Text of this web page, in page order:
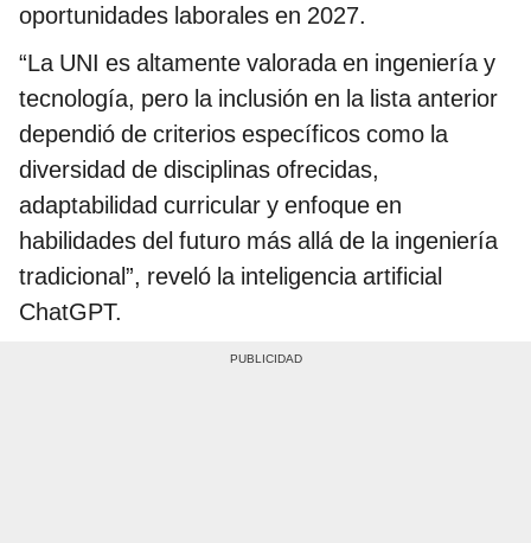
oportunidades laborales en 2027.
“La UNI es altamente valorada en ingeniería y
tecnología, pero la inclusión en la lista anterior
dependió de criterios específicos como la
diversidad de disciplinas ofrecidas,
adaptabilidad curricular y enfoque en
habilidades del futuro más allá de la ingeniería
tradicional”, reveló la inteligencia artificial
ChatGPT.